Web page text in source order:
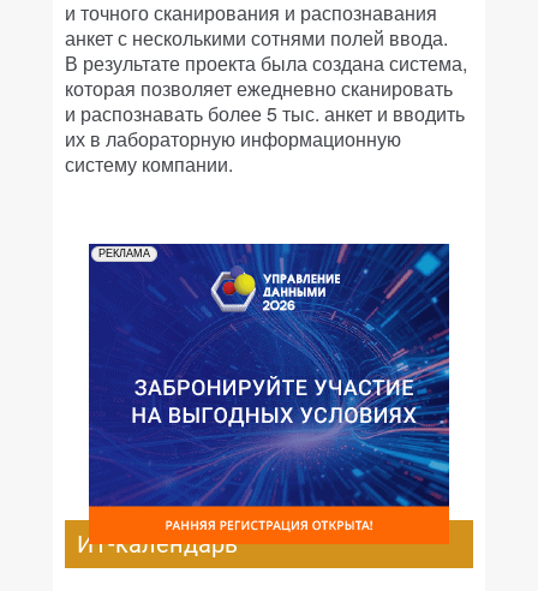
и точного сканирования и распознавания
анкет с несколькими сотнями полей ввода.
В результате проекта была создана система,
которая позволяет ежедневно сканировать
и распознавать более 5 тыс. анкет и вводить
их в лабораторную информационную
систему компании.
РЕКЛАМА
ИТ-календарь